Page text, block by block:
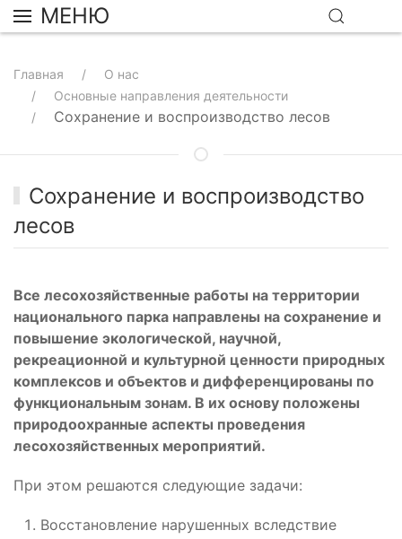
МЕНЮ
Главная
О нас
Основные направления деятельности
Сохранение и воспроизводство лесов
Сохранение и воспроизводство
лесов
Все лесохозяйственные работы на территории
национального парка направлены на сохранение и
повышение экологической, научной,
рекреационной и культурной ценности природных
комплексов и объектов и дифференцированы по
функциональным зонам. В их основу положены
природоохранные аспекты проведения
лесохозяйственных мероприятий.
При этом решаются следующие задачи:
Восстановление нарушенных вследствие